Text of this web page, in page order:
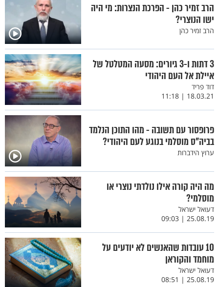
הרב זמיר כהן - הפרכת הנצרות: מי היה
ישו הנוצרי?
הרב זמיר כהן
3 דתות ו-3 גיורים: מסעה המטלטל של
איילת אל העם היהודי
דוד פריד
18.03.21 | 11:18
פרופסור עם תשובה - מהו התוכן הנלמד
בביה"ס מוסלמי בנוגע לעם היהודי?
ערוץ הידברות
מה היה קורה אילו נולדתי נוצרי או
מוסלמי?
דעואל ישראל
25.08.19 | 09:03
10 עובדות שהאנשים לא יודעים על
מוחמד והקוראן
דעואל ישראל
25.08.19 | 08:51